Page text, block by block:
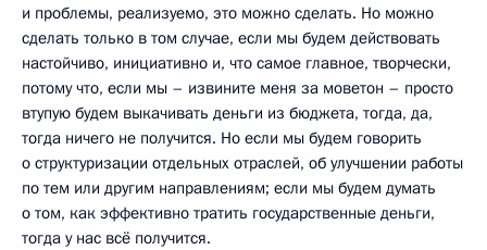
и проблемы, реализуемо, это можно сделать. Но можно
сделать только в том случае, если мы будем действовать
настойчиво, инициативно и, что самое главное, творчески,
потому что, если мы – извините меня за моветон – просто
втупую будем выкачивать деньги из бюджета, тогда, да,
тогда ничего не получится. Но если мы будем говорить
о структуризации отдельных отраслей, об улучшении работы
по тем или другим направлениям; если мы будем думать
о том, как эффективно тратить государственные деньги,
тогда у нас всё получится.